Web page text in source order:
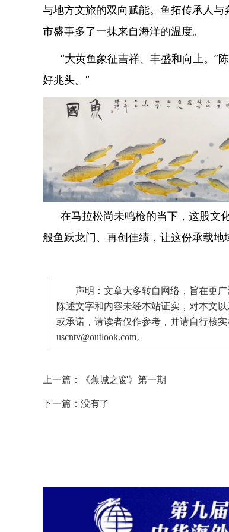
与地方文旅的双向赋能。鱼拓传承人
市盛事多了一抹来自海洋的温度。
“大黄鱼象征吉祥、丰盛和向上。”
好兆头。”
在马拉松尚未鸣枪的当下，这股文化
般鱼跃龙门、再创佳绩，让这份承载地
声明：文章大多转自网络，旨在更广
陈述文字和内容未经本站证实，对本文
或承诺，请读者仅作参考，并请自行核
uscntv@outlook.com。
上一篇： 《蕉城之窗》第一期
下一篇：没有了